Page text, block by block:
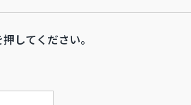
してください。